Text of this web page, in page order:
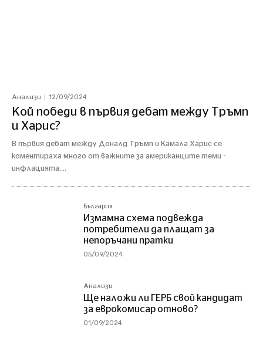
Анализи 12/09/2024
Кой победи в първия дебат между Тръмп
и Харис?
В първия дебат между Доналд Тръмп и Камала Харис се
коментираха много от важните за американците теми -
инфлацията,...
България
Измамна схема подвежда
потребители да плащат за
непоръчани пратки
05/09/2024
Анализи
Ще наложи ли ГЕРБ свой кандидат
за еврокомисар отново?
01/09/2024